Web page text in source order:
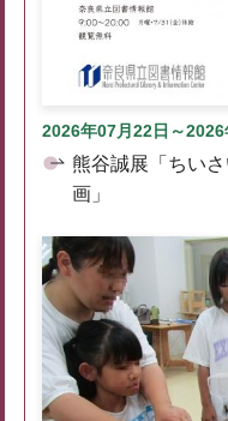
2026年07月22日～2026
熊谷誠展「ちい
画」